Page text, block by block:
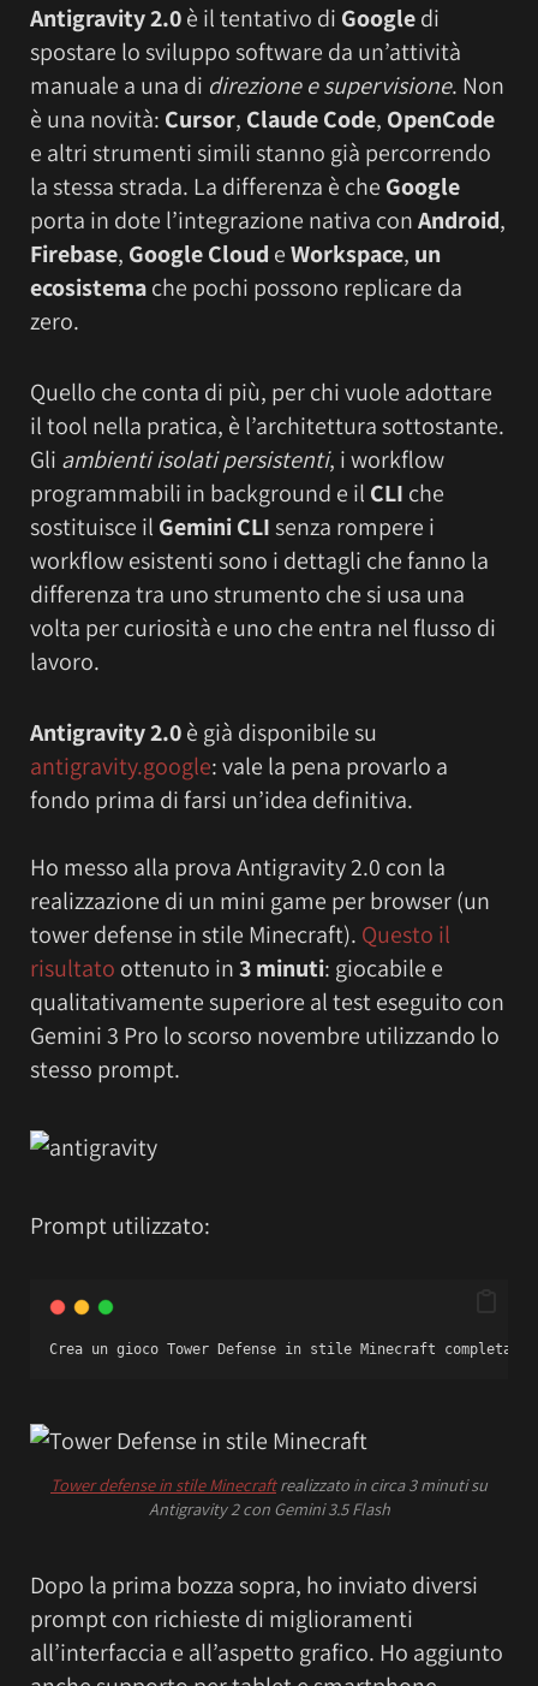
Antigravity 2.0è il tentativo di Googledi
spostare lo sviluppo software da un’attività
manuale a una di direzione e supervisione. Non
è una novità: Cursor, Claude Code, OpenCode
e altri strumenti simili stanno già percorrendo
la stessa strada. La differenza è che Google
porta in dote l’integrazione nativa conAndroid,
Firebase, Google Cloud eWorkspace, un
ecosistemache pochi possono replicare da
zero.
Quello che conta di più, per chi vuole adottare
il tool nella pratica, è l’architettura sottostante.
Gli ambienti isolati persistenti, i workflow
programmabili in background e il CLI che
sostituisce il Gemini CLIsenza rompere i
workflow esistenti sono i dettagli che fanno la
differenza tra uno strumento che si usa una
volta per curiosità e uno che entra nel flusso di
lavoro.
Antigravity 2.0è già disponibile su
antigravity.google: vale la pena provarlo a
fondo prima di farsi un’idea definitiva.
Ho messo alla prova Antigravity 2.0 con la
realizzazione di un mini game per browser (un
tower defense in stile Minecraft). Questo il
risultato ottenuto in3 minuti: giocabile e
qualitativamente superiore al test eseguito con
Gemini 3 Pro lo scorso novembre utilizzando lo
stesso prompt.
Prompt utilizzato:
Crea un gioco Tower Defense in stile Minecraft
Tower defense in stile Minecraftrealizzato in circa 3 minuti su
Antigravity 2 con Gemini 3.5 Flash
Dopo la prima bozza sopra, ho inviato diversi
prompt con richieste di miglioramenti
all’interfaccia e all’aspetto grafico. Ho aggiunto